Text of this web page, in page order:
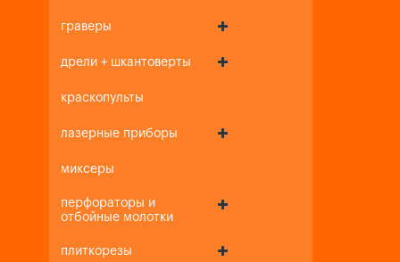
граверы
дрели + шкантоверты
краскопульты
лазерные приборы
миксеры
перфораторы и
отбойные молотки
плиткорезы